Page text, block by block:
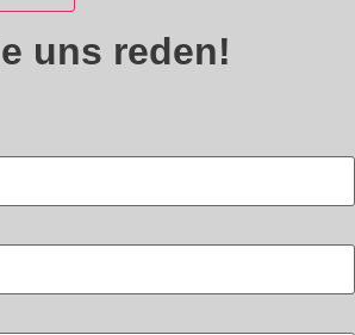
uns reden!